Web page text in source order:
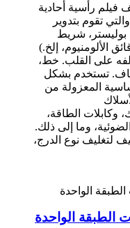
فيلم رأسية أحادية
تقوم بتدوير
بوليستر، شريط
الألومنيوم، إلخ.)
على القلب. خط،
تستخدم بشكل
المعزولة من
وكابلات الطاقة،
وما إلى ذلك.
لتغليف نوع الدرج،
الطبقة الواحدة